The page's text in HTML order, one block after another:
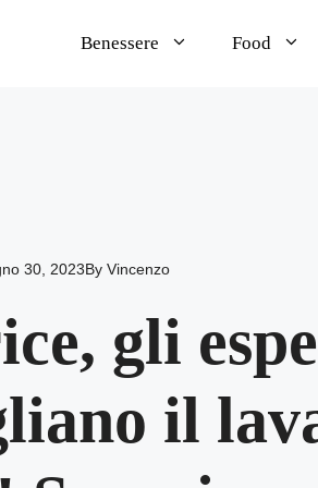
Benessere Food
30, 2023By Vincenzo
gli
il